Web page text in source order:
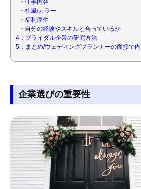
・仕事内容
・社風/カラー
・福利厚生
・自分の経験やスキルと合っているか
4：ブライダル企業の研究方法
5：まとめ/ウェディングプランナーの面接で
企業選びの重